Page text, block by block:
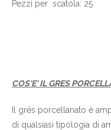
Pezzi per scatola: 25
COS'E' IL GRES
Il grés porcellanato è
di qualsiasi tipologia di